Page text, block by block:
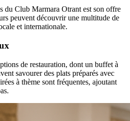
du Club Marmara Otrant est son offre
peuvent découvrir une multitude de
et internationale.
de restauration, dont un buffet à
savourer des plats préparés avec
à thème sont fréquentes, ajoutant